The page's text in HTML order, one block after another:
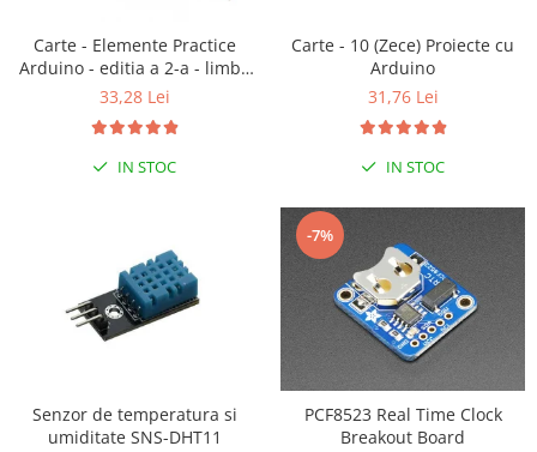
Componente
Butoane, Tastaturi
Condensatoare
PCB - Placute Circuit
Rezistoare
Creion 3D 3Doodler
3Doodler
Carte - Elemente Practice
Arduino - editia a 2-a - limba
romana
33,28 Lei
IN STOC
Carte - 10 (Zece) Proiecte cu
Arduino
31,76 Lei
IN STOC
Senzor de temperatura si
umiditate SNS-DHT11
-7%
PCF8523 Real Time Clock
Breakout Board